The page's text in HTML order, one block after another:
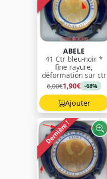
ABELE
41 Ctr bleu-noir *
fine rayure,
déformation sur ctr
6,00€1,90€ -68%
Ajouter
Dernière !